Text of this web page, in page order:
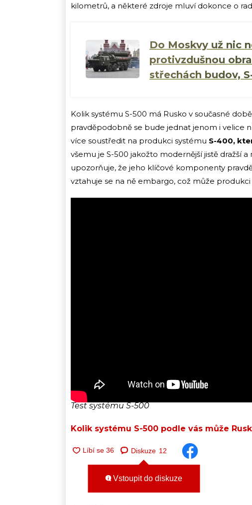
kilometrů, a některé zdroje mluví dokonce o
Do Moskvy už nic
protivzdušnou
střechách budov,
Kolik systému S-500 má Rusko v současné
pravděpodobně se bude jednat jenom i velice
více soustředit na produkci systému S-400,
všemu je S-500 jakožto modernější jistě dražší a
upozorňuje, že jeho klíčové komponenty
vztahuje se na ně embargo, což může
Test systému S-500
Kolik systému S-500 podle vás může
Diskuze 12
Vstoupit do diskuze